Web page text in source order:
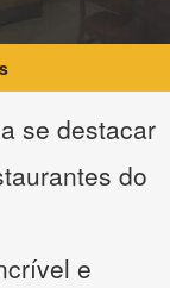
se destacar
do
e